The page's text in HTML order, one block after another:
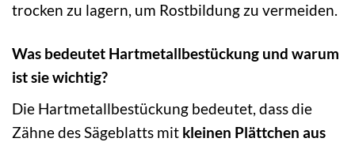
trocken zu lagern, um Rostbildung zu vermeiden.
Was bedeutet Hartmetallbestückung und warum
ist sie wichtig?
Die Hartmetallbestückung bedeutet, dass die
Zähne des Sägeblatts mit kleinen Plättchen aus